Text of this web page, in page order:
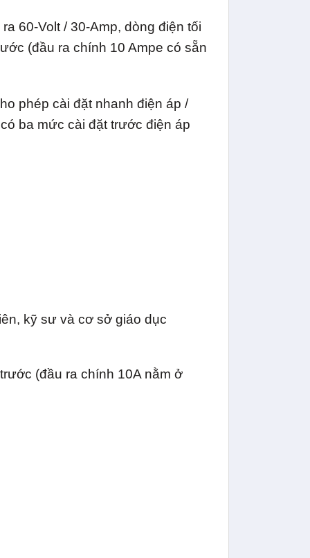
60-Volt / 30-Amp, dòng điện tối
(đầu ra chính 10 Ampe có sẵn
phép cài đặt nhanh điện áp /
ba mức cài đặt trước điện áp
kỹ sư và cơ sở giáo dục
(đầu ra chính 10A nằm ở